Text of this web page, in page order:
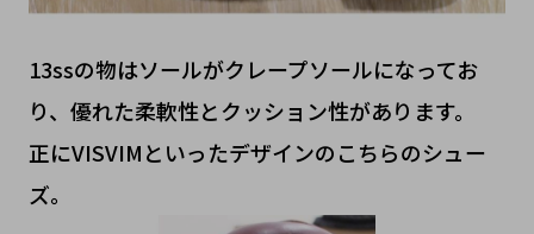
13ssの物はソールがクレープソールになってお
り、優れた柔軟性とクッション性があります。
正にVISVIMといったデザインのこちらのシュー
ズ。